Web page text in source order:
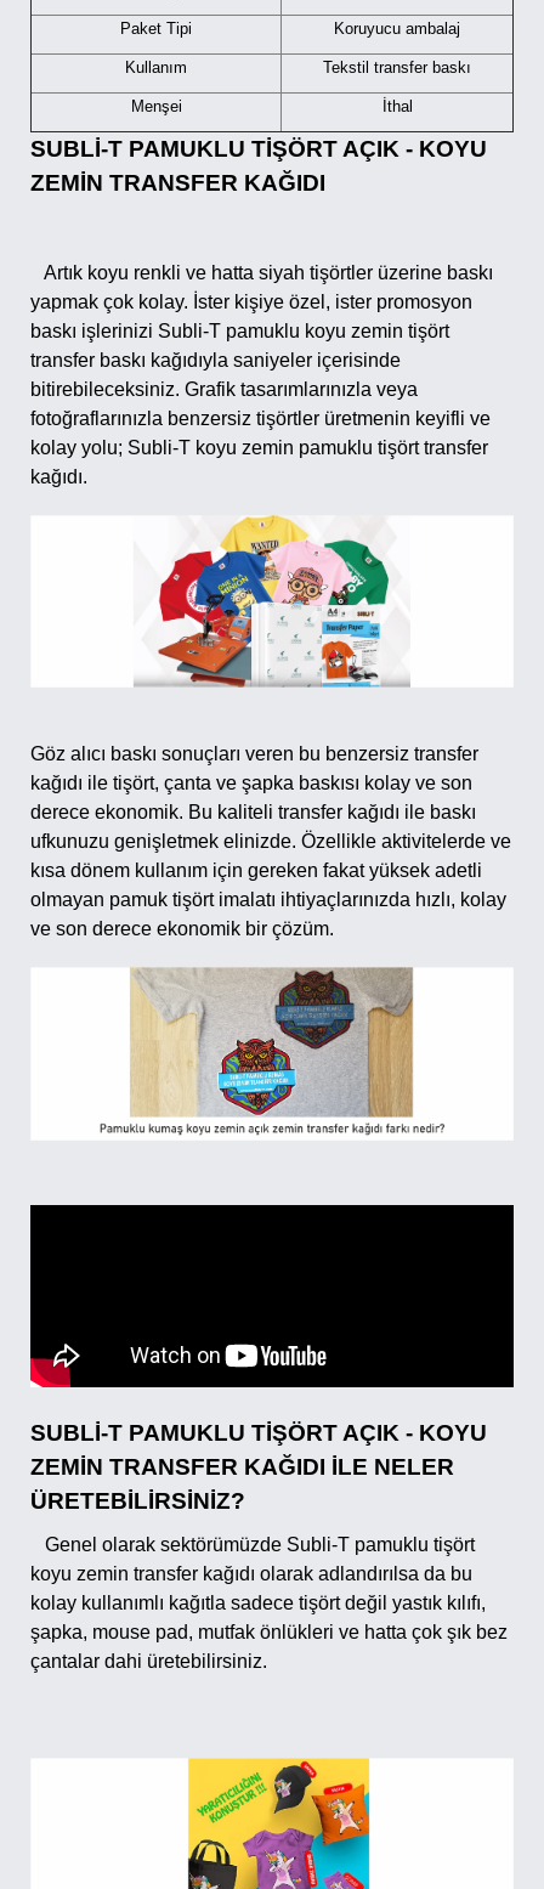
Paket Tipi Koruyucu ambalaj
Kullanım Tekstil transfer baskı
Menşei İthal
SUBLİ-T PAMUKLU TİŞÖRT AÇIK - KOYU
ZEMİN TRANSFER KAĞIDI
Artık koyu renkli ve hatta siyah tişörtler üzerine baskı
yapmak çok kolay. İster kişiye özel, ister promosyon
baskı işlerinizi Subli-T pamuklu koyu zemin tişört
transfer baskı kağıdıyla saniyeler içerisinde
bitirebileceksiniz. Grafik tasarımlarınızla veya
fotoğraflarınızla benzersiz tişörtler üretmenin keyifli ve
kolay yolu; Subli-T koyu zemin pamuklu tişört transfer
kağıdı.
Göz alıcı baskı sonuçları veren bu benzersiz transfer
kağıdı ile tişört, çanta ve şapka baskısı kolay ve son
derece ekonomik. Bu kaliteli transfer kağıdı ile baskı
ufkunuzu genişletmek elinizde. Özellikle aktivitelerde ve
kısa dönem kullanım için gereken fakat yüksek adetli
olmayan pamuk tişört imalatı ihtiyaçlarınızda hızlı, kolay
ve son derece ekonomik bir çözüm.
SUBLİ-T PAMUKLU TİŞÖRT AÇIK - KOYU
ZEMİN TRANSFER KAĞIDI İLE NELER
ÜRETEBİLİRSİNİZ?
Genel olarak sektörümüzde Subli-T pamuklu tişört
koyu zemin transfer kağıdı olarak adlandırılsa da bu
kolay kullanımlı kağıtla sadece tişört değil yastık kılıfı,
şapka, mouse pad, mutfak önlükleri ve hatta çok şık bez
çantalar dahi üretebilirsiniz.